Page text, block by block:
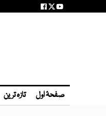
صفحۂ اول تازہ ترین